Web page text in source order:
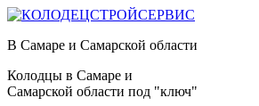
В Самаре и Самарской области
Колодцы в Самаре и
Самарской области под "ключ"